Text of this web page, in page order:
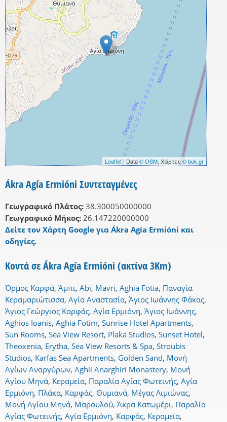
Leaflet| Data© OSM, Χάρτες© buk.gr
Ákra Agía Ermióni Συντεταγμένες
Γεωγραφικό Πλάτος: 38.300050000000
Γεωγραφικό Μήκος: 26.147220000000
Δείτε τον Χάρτη Google για Ákra Agía Ermióni και
οδηγίες.
Κοντά σε Ákra Agía Ermióni (ακτίνα 3Km)
Όρμος Καρφά, Άμπι, Abi, Mavri, Aghia Fotia, Παναγία
Κεραμαριώτισσα, Αγία Αναστασία, Άγιος Ιωάννης Φάκας,
Άγιος Γεώργιος Καρφάς, Αγία Ερμιόνη, Άγιος Ιωάννης,
Aghios Ioanis, Aghia Fotim, Sunrise Hotel Apartments,
Sun Rooms, Sea View Resort, Plaka Studios, Sunset Hotel,
Theoxenia, Erytha, Sea View Resorts & Spa, Stroubis
Studios, Karfas Sea Apartments, Golden Sand, Μονή
Αγίων Αναργύρων, Aghii Anarghiri Monastery, Μονή
Αγίου Μηνά, Κεραμεία, Παραλία Αγίας Φωτεινής, Αγία
Ερμιόνη, Πλάκα, Καρφάς, Θυμιανά, Μέγας Λιμιώνας,
Μονή Αγίου Μηνά, Μαρουλού, Άκρα Κατωμέρι, Παραλία
Αγίας Φωτεινής, Αγία Ερμιόνη, Καρφάς, Κεραμεία,